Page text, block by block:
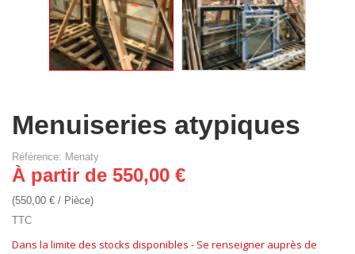
Menuiseries atypiques
Référence: Menaty
À partir de 550,00 €
(550,00 € / Pièce)
TTC
Dans la limite des stocks disponibles - Se renseigner auprès de